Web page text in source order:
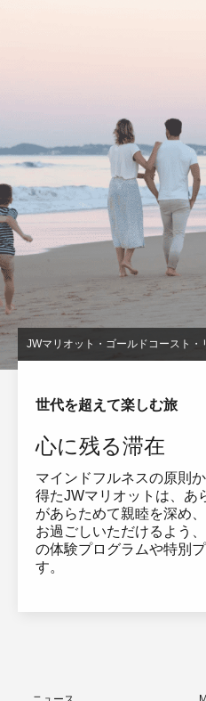
JWマリオット・ゴールドコースト・
心に残る滞在
世代を超えて楽しむ旅
マインドフルネスの原則
得たJWマリオットは、あ
があらためて親睦を深め
お過ごしいただけるよう
の体験プログラムや特別
す。